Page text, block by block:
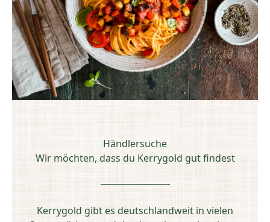
Händlersuche
Wir möchten, dass du Kerrygold gut findest
Kerrygold gibt es deutschlandweit in vielen